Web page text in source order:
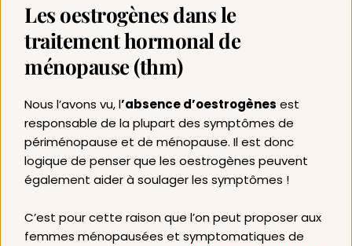
Les oestrogènes dans le
traitement hormonal de
ménopause (thm)
Nous l’avons vu, l’absence d’oestrogènes est
responsable de la plupart des symptômes de
périménopause et de ménopause. Il est donc
logique de penser que les oestrogènes peuvent
également aider à soulager les symptômes !
C’est pour cette raison que l’on peut proposer aux
femmes ménopausées et symptomatiques de